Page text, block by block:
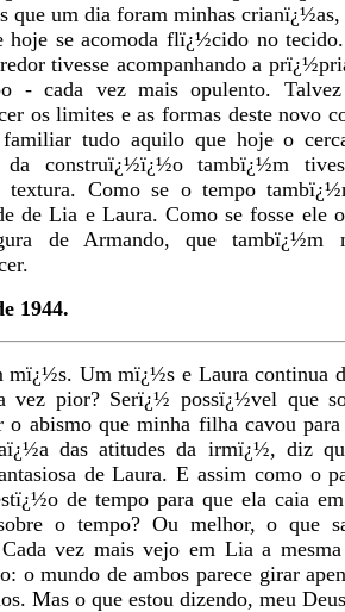
que um dia foram minhas crianï¿½as,
hoje se acomoda flï¿½cido no
tivesse acompanhando a
- cada vez mais opulento.
os limites e as formas deste novo
familiar tudo aquilo que hoje o
da construï¿½ï¿½o tambï¿½m
textura. Como se o tempo
de Lia e Laura. Como se fosse ele
de Armando, que tambï¿½m
1944.
mï¿½s. Um mï¿½s e Laura continua
vez pior? Serï¿½ possï¿½vel que
o abismo que minha filha cavou
das atitudes da irmï¿½, diz
de Laura. E assim como o
de tempo para que ela caia
o tempo? Ou melhor, o que
vez mais vejo em Lia a
o mundo de ambos parece girar
Mas o que estou dizendo, meu